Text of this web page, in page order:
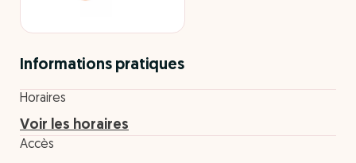
Informations pratiques
Horaires
Voir les horaires
Accès